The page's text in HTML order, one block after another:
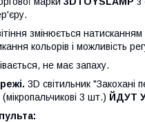
змінюється
кольорів і можливість
не має запаху.
3D світильник
3 шт.) ЙДУТ